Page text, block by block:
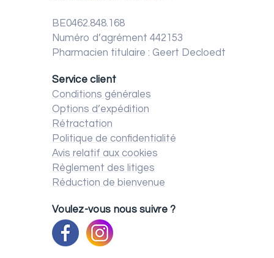
BE0462.848.168
Numéro d’agrément 442153
Pharmacien titulaire : Geert Decloedt
Service client
Conditions générales
Options d’expédition
Rétractation
Politique de confidentialité
Avis relatif aux cookies
Règlement des litiges
Réduction de bienvenue
Voulez-vous nous suivre ?